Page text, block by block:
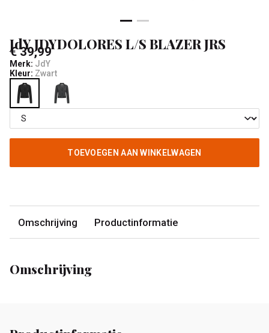
JdY JDYDOLORES L/S BLAZER JRS
€ 39,99
Merk: JdY
Kleur: Zwart
TOEVOEGEN AAN WINKELWAGEN
Omschrijving Productinformatie
Omschrijving